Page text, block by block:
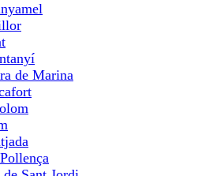
de Marina